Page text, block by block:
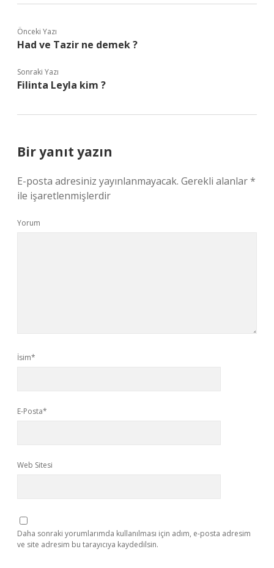
Önceki Yazı
Had ve Tazir ne demek ?
Sonraki Yazı
Filinta Leyla kim ?
Bir yanıt yazın
E-posta adresiniz yayınlanmayacak. Gerekli alanlar*
ile işaretlenmişlerdir
Yorum
İsim*
E-Posta*
Web Sitesi
Daha sonraki yorumlarımda kullanılması için adım, e-posta adresim
ve site adresim bu tarayıcıya kaydedilsin.